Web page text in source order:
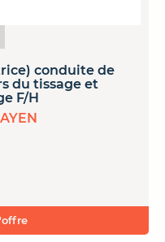
conduite de
du tissage et
F/H